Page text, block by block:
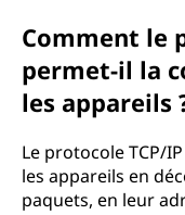
Comment le
permet-il la
les appareils
Le protocole TCP/
les appareils en
paquets, en leur